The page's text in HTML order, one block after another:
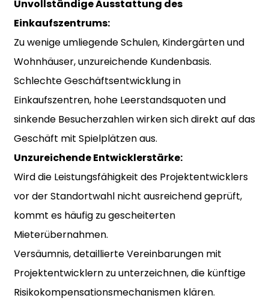
Unvollständige Ausstattung des
Einkaufszentrums:
Zu wenige umliegende Schulen, Kindergärten und
Wohnhäuser, unzureichende Kundenbasis.
Schlechte Geschäftsentwicklung in
Einkaufszentren, hohe Leerstandsquoten und
sinkende Besucherzahlen wirken sich direkt auf das
Geschäft mit Spielplätzen aus.
Unzureichende Entwicklerstärke:
Wird die Leistungsfähigkeit des Projektentwicklers
vor der Standortwahl nicht ausreichend geprüft,
kommt es häufig zu gescheiterten
Mieterübernahmen.
Versäumnis, detaillierte Vereinbarungen mit
Projektentwicklern zu unterzeichnen, die künftige
Risikokompensationsmechanismen klären.